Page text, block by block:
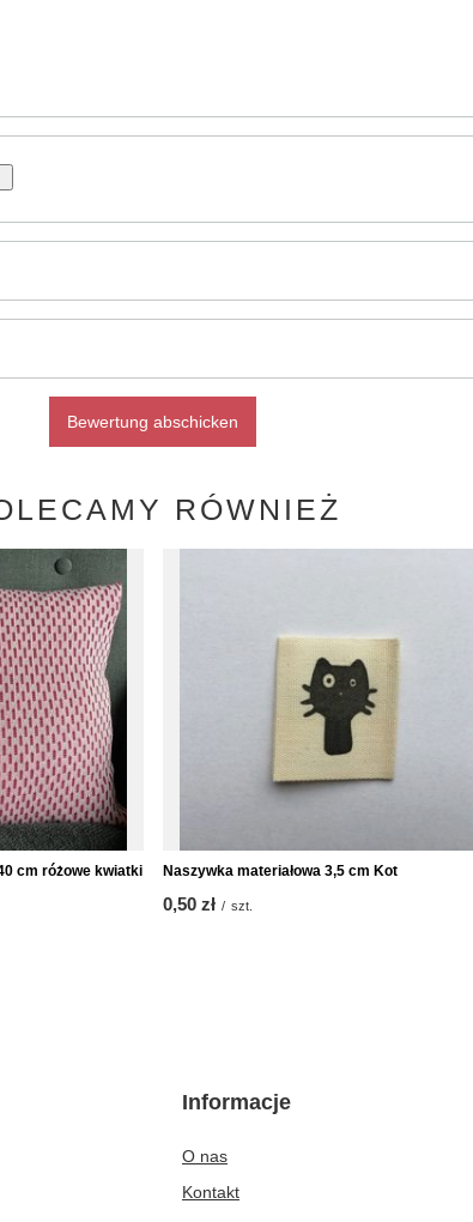
Bewertung abschicken
RÓWNIEŻ
cm różowe kwiatki Naszywka materiałowa 3,5 cm Kot
0,50 zł / szt.
Informacje
O nas
Kontakt